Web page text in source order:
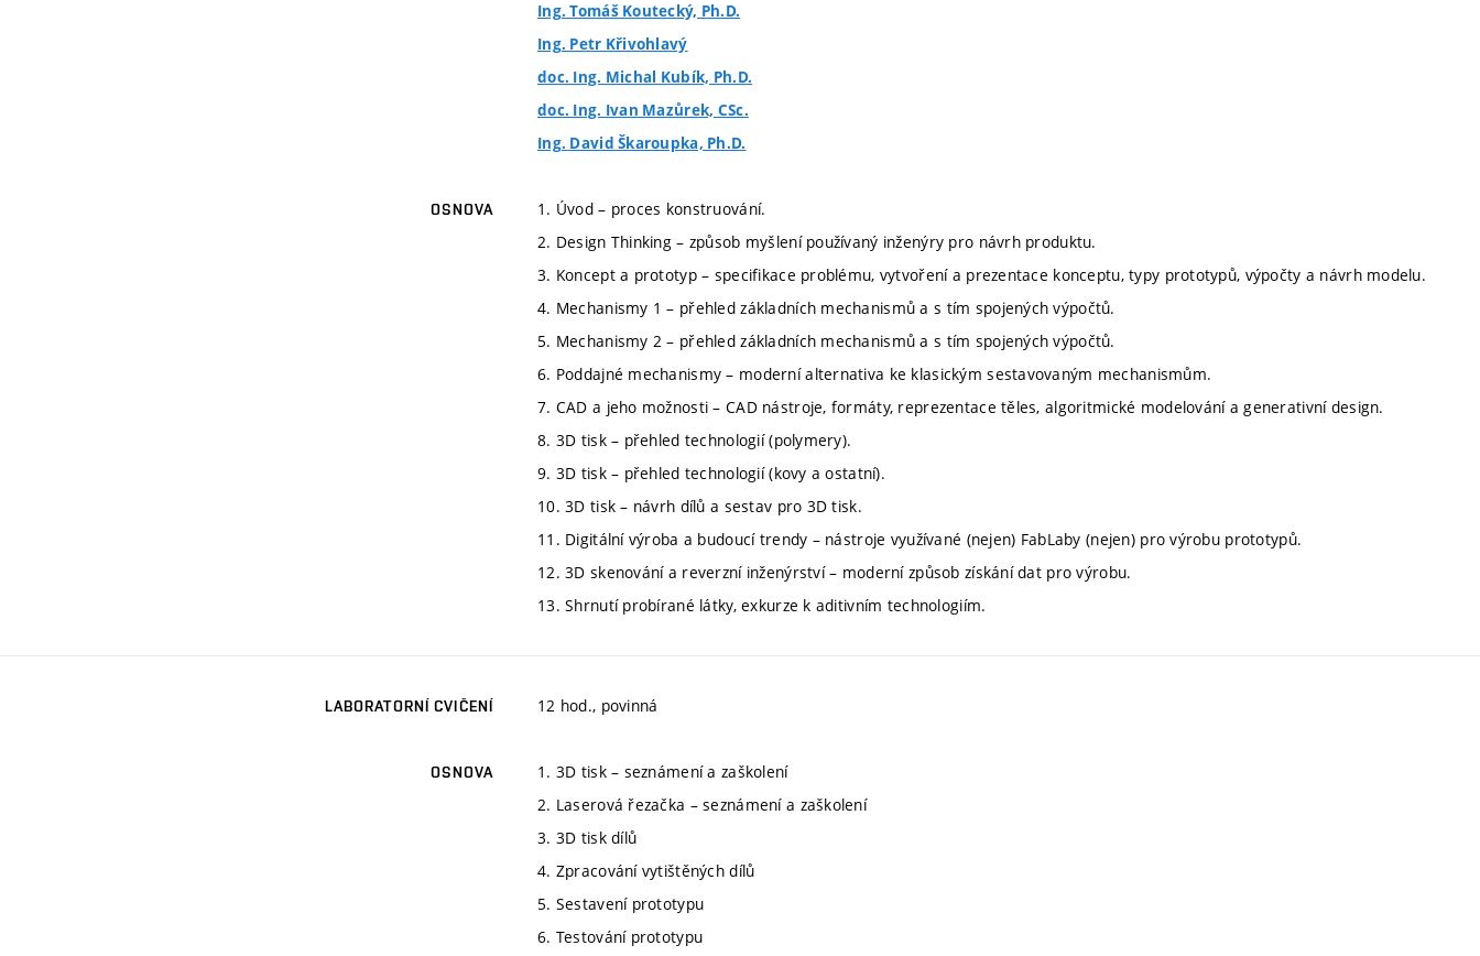
Ing. Tomáš Koutecký, Ph.D.
Ing. Petr Křivohlavý
doc. Ing. Michal Kubík, Ph.D.
doc. Ing. Ivan Mazůrek, CSc.
Ing. David Škaroupka, Ph.D.
OSNOVA
1. Úvod – proces konstruování.
2. Design Thinking – způsob myšlení používaný inženýry pro návrh produktu.
3. Koncept a prototyp – specifikace problému, vytvoření a prezentace konceptu, typy prototypů, výpočty a návrh modelu.
4. Mechanismy 1 – přehled základních mechanismů a s tím spojených výpočtů.
5. Mechanismy 2 – přehled základních mechanismů a s tím spojených výpočtů.
6. Poddajné mechanismy – moderní alternativa ke klasickým sestavovaným mechanismům.
7. CAD a jeho možnosti – CAD nástroje, formáty, reprezentace těles, algoritmické modelování a generativní design.
8. 3D tisk – přehled technologií (polymery).
9. 3D tisk – přehled technologií (kovy a ostatní).
10. 3D tisk – návrh dílů a sestav pro 3D tisk.
11. Digitální výroba a budoucí trendy – nástroje využívané (nejen) FabLaby (nejen) pro výrobu prototypů.
12. 3D skenování a reverzní inženýrství – moderní způsob získání dat pro výrobu.
13. Shrnutí probírané látky, exkurze k aditivním technologiím.
LABORATORNÍ CVIČENÍ 12 hod., povinná
OSNOVA
1. 3D tisk – seznámení a zaškolení
2. Laserová řezačka – seznámení a zaškolení
3. 3D tisk dílů
4. Zpracování vytištěných dílů
5. Sestavení prototypu
6. Testování prototypu